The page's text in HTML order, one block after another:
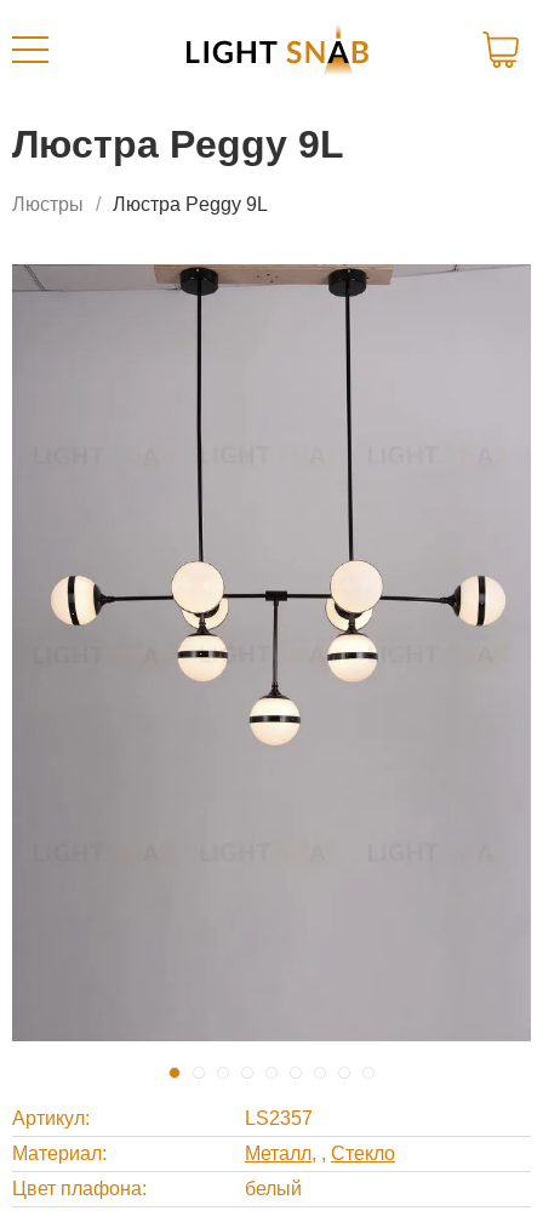
Люстра Peggy 9L
Люстры Люстра Peggy 9L
Артикул
LS2357
Материал
Металл , Стекло
Цвет плафона
белый